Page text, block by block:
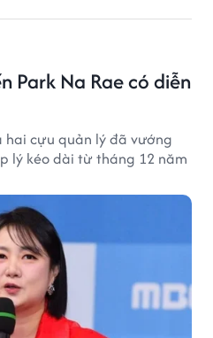
Park Na Rae có diễn
hai cựu quản lý đã vướng
lý kéo dài từ tháng 12 năm